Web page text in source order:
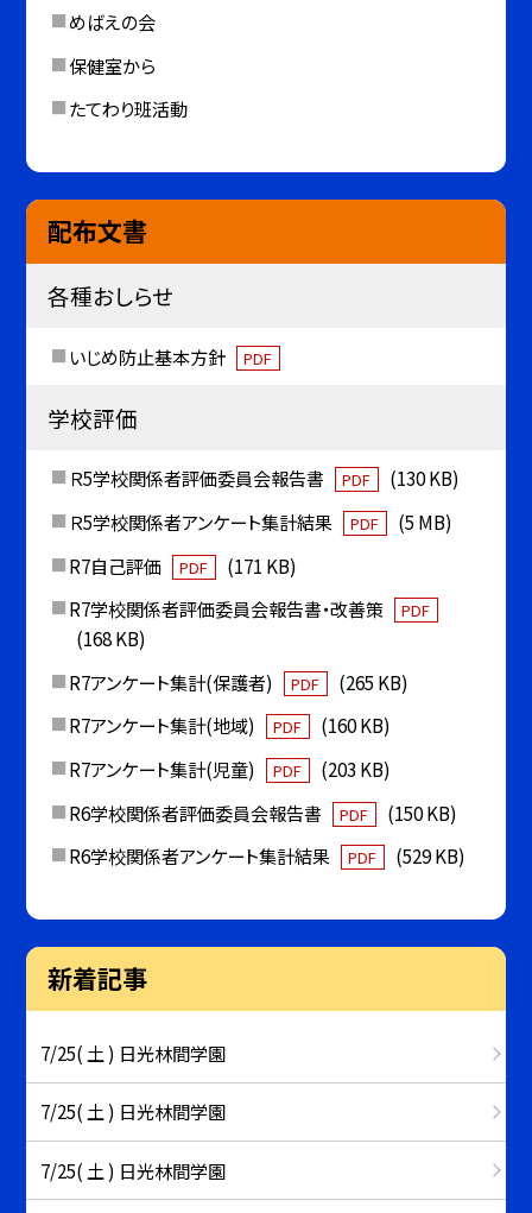
めばえの会
保健室から
たてわり班活動
配布文書
各種おしらせ
いじめ防止基本方針 PDF
学校評価
Ｒ5学校関係者評価委員会報告書 PDF
(130 KB)
Ｒ5学校関係者アンケート集計結果
PDF
(5 MB)
R7自己評価
PDF
(171 KB)
R7学校関係者評価委員会報告書・改善策
PDF
(168 KB)
R7アンケート集計(保護者)
PDF
(265 KB)
R7アンケート集計(地域)
PDF
(160 KB)
R7アンケート集計(児童)
PDF
(203 KB)
R6学校関係者評価委員会報告書
PDF
(150 KB)
R6学校関係者アンケート集計結果
PDF (529 KB)
新着記事
7/25( 土 ) 日光林間学園
7/25( 土 ) 日光林間学園
7/25( 土 ) 日光林間学園